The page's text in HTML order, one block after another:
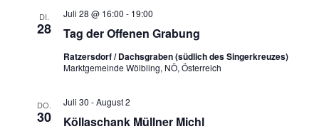
DI.
28 Tag der Offenen Grabung
Juli 28 @ 16:00 - 19:00
Ratzersdorf / Dachsgraben (südlich des Singerkreuzes)
Marktgemeinde Wölbling, NÖ, Österreich
DO.
30 Köllaschank Müllner Michl
Juli 30 -August 2